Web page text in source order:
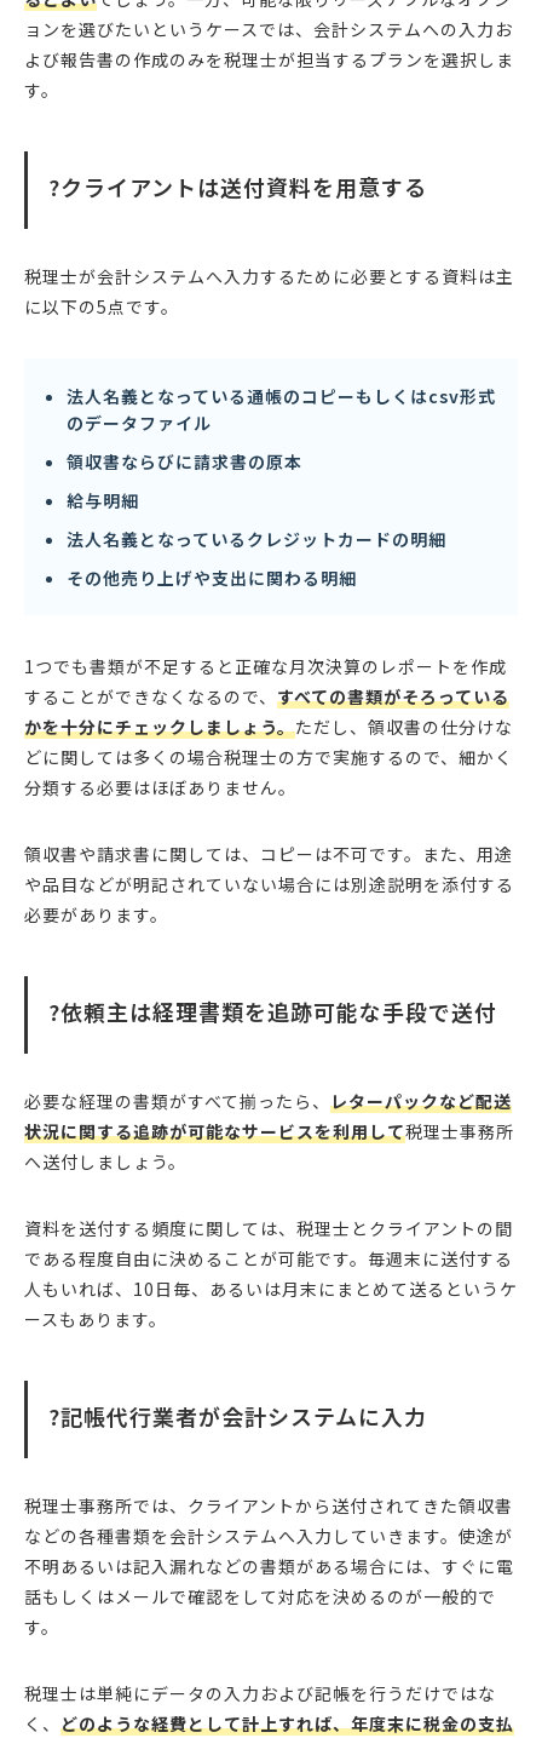
ョンを選びたいというケースでは、会計システムへの入力お
よび報告書の作成のみを税理士が担当するプランを選択しま
す。
?クライアントは送付資料を用意する
税理士が会計システムへ入力するために必要とする資料は主
に以下の5点です。
法人名義となっている通帳のコピーもしくはcsv形式
のデータファイル
領収書ならびに請求書の原本
給与明細
法人名義となっているクレジットカードの明細
その他売り上げや支出に関わる明細
1つでも書類が不足すると正確な月次決算のレポートを作成
することができなくなるので、 すべての書類がそろっている
かを十分にチェックしましょう。ただし、領収書の仕分けな
どに関しては多くの場合税理士の方で実施するので、細かく
分類する必要はほぼありません。
領収書や請求書に関しては、コピーは不可です。また、用途
や品目などが明記されていない場合には別途説明を添付する
必要があります。
?依頼主は経理書類を追跡可能な手段で送付
必要な経理の書類がすべて揃ったら、 レターパックなど配送
状況に関する追跡が可能なサービスを利用して税理士事務所
へ送付しましょう。
資料を送付する頻度に関しては、税理士とクライアントの間
である程度自由に決めることが可能です。毎週末に送付する
人もいれば、10日毎、あるいは月末にまとめて送るというケ
ースもあります。
?記帳代行業者が会計システムに入力
税理士事務所では、クライアントから送付されてきた領収書
などの各種書類を会計システムへ入力していきます。使途が
不明あるいは記入漏れなどの書類がある場合には、すぐに電
話もしくはメールで確認をして対応を決めるのが一般的で
す。
税理士は単純にデータの入力および記帳を行うだけではな
く、 どのような経費として計上すれば、年度末に税金の支払